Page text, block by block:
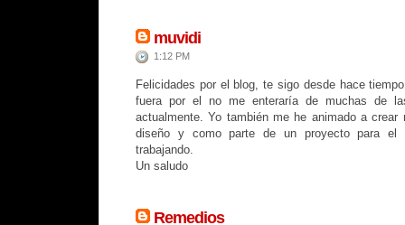
muvidi
1:12 PM
Felicidades por el blog, te sigo desde hace
fuera por el no me enteraría de muchas de
actualmente. Yo también me he animado a crear
diseño y como parte de un proyecto para
trabajando.
Un saludo
Remedios